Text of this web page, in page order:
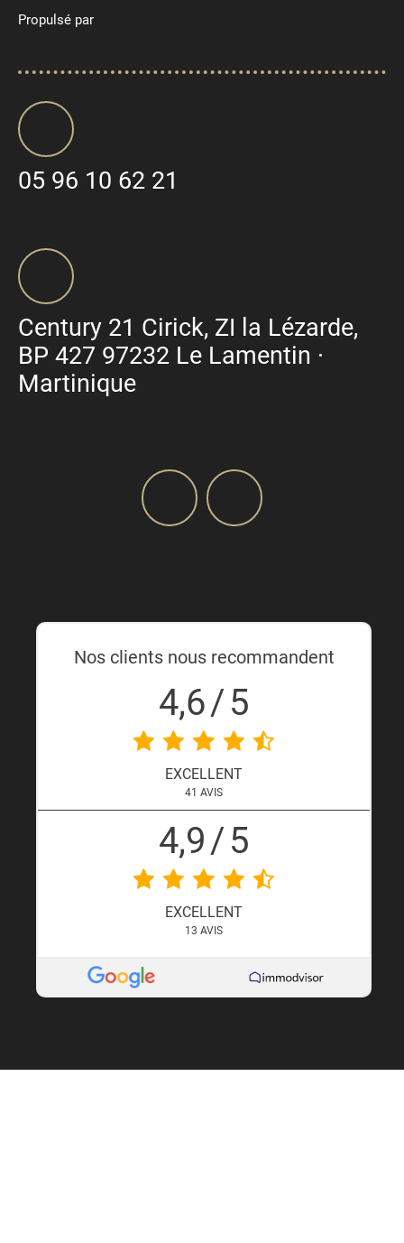
Propulsé par
05 96 10 62 21
Century 21 Cirick, ZI la Lézarde,
BP 427 97232 Le Lamentin ·
Martinique
Nos clients nous recommandent
4,6/5
EXCELLENT
41 AVIS
4,9/5
EXCELLENT
13 AVIS